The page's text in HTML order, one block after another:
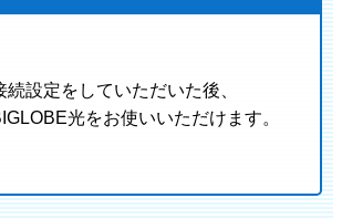
続設定をしていただいた後、
光をお使いいただけます。